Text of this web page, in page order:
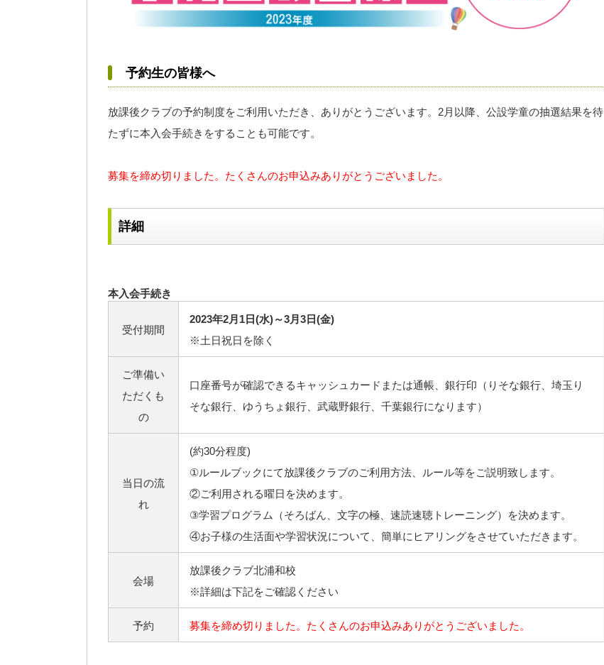
予約生の皆様へ
放課後クラブの予約制度をご利用いただき、ありがとうございます。2月以降、公設学童の抽選結果を待
たずに本入会手続きをすることも可能です。
募集を締め切りました。たくさんのお申込みありがとうございました。
詳細
本入会手続き
受付期間
2023年2月1日(水)～3月3日(金)
※土日祝日を除く
ご準備い
ただくも
の
口座番号が確認できるキャッシュカードまたは通帳、銀行印（りそな銀行、埼玉り
そな銀行、ゆうちょ銀行、武蔵野銀行、千葉銀行になります）
当日の流
れ
(約30分程度)
①ルールブックにて放課後クラブのご利用方法、ルール等をご説明致します。
②ご利用される曜日を決めます。
③学習プログラム（そろばん、文字の極、速読速聴トレーニング）を決めます。
④お子様の生活面や学習状況について、簡単にヒアリングをさせていただきます。
会場
放課後クラブ北浦和校
※詳細は下記をご確認ください
予約 募集を締め切りました。たくさんのお申込みありがとうございました。